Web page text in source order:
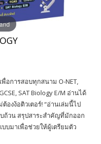
อการสอบทุกสนาม O-NET,
SAT Biology E/M อ่านได้
องง้อติวเตอร์! “อ่านเล่มนี้ไป
ถ้วน สรุปสาระสำคัญที่มักออก
บมาเพื่อช่วยให้ผู้เตรียมตัว